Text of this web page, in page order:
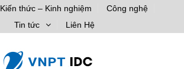
Kiến thức – Kinh nghiệm
Công nghệ
Tin tức
Liên Hệ